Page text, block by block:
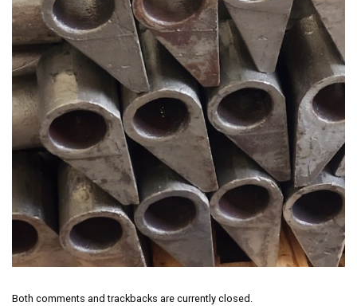
Both comments and trackbacks are currently closed.